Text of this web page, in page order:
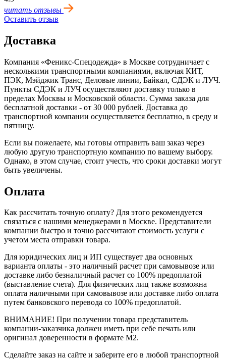
читать отзывы
Оставить отзыв
Доставка
Компания «Феникс-Спецодежда» в Москве сотрудничает с
несколькими транспортными компаниями, включая КИТ,
ПЭК, Мэйджик Транс, Деловые линии, Байкал, CДЭК и ЛУЧ.
Пункты CДЭК и ЛУЧ осуществляют доставку только в
пределах Москвы и Московской области. Сумма заказа для
бесплатной доставки - от 30 000 рублей. Доставка до
транспортной компании осуществляется бесплатно, в среду и
пятницу.
Если вы пожелаете, мы готовы отправить ваш заказ через
любую другую транспортную компанию по вашему выбору.
Однако, в этом случае, стоит учесть, что сроки доставки могут
быть увеличены.
Оплата
Как рассчитать точную оплату? Для этого рекомендуется
связаться с нашими менеджерами в Москве. Представители
компании быстро и точно рассчитают стоимость услуги с
учетом места отправки товара.
Для юридических лиц и ИП существует два основных
варианта оплаты - это наличный расчет при самовывозе или
доставке либо безналичный расчет со 100% предоплатой
(выставление счета). Для физических лиц также возможна
оплата наличными при самовывозе или доставке либо оплата
путем банковского перевода со 100% предоплатой.
ВНИМАНИЕ! При получении товара представитель
компании-заказчика должен иметь при себе печать или
оригинал доверенности в формате М2.
Сделайте заказ на сайте и заберите его в любой транспортной